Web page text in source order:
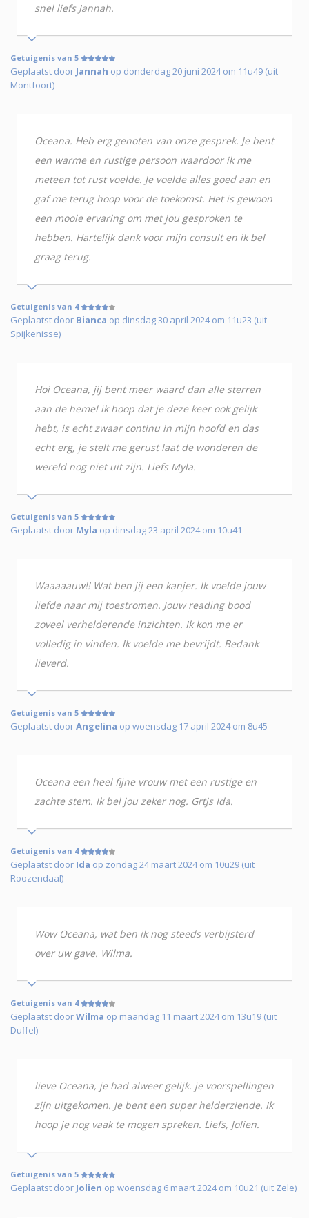
snel liefs Jannah.
Getuigenis van 5
Geplaatst door Jannah op donderdag 20 juni 2024 om 11u49 (uit
Montfoort)
Oceana. Heb erg genoten van onze gesprek. Je bent
een warme en rustige persoon waardoor ik me
meteen tot rust voelde. Je voelde alles goed aan en
gaf me terug hoop voor de toekomst. Het is gewoon
een mooie ervaring om met jou gesproken te
hebben. Hartelijk dank voor mijn consult en ik bel
graag terug.
Getuigenis van 4
Geplaatst door Bianca op dinsdag 30 april 2024 om 11u23 (uit
Spijkenisse)
Hoi Oceana, jij bent meer waard dan alle sterren
aan de hemel ik hoop dat je deze keer ook gelijk
hebt, is echt zwaar continu in mijn hoofd en das
echt erg, je stelt me gerust laat de wonderen de
wereld nog niet uit zijn. Liefs Myla.
Getuigenis van 5
Geplaatst door Myla op dinsdag 23 april 2024 om 10u41
Waaaaauw!! Wat ben jij een kanjer. Ik voelde jouw
liefde naar mij toestromen. Jouw reading bood
zoveel verhelderende inzichten. Ik kon me er
volledig in vinden. Ik voelde me bevrijdt. Bedank
lieverd.
Getuigenis van 5
Geplaatst doorAngelina op woensdag 17 april 2024 om 8u45
Oceana een heel fijne vrouw met een rustige en
zachte stem. Ik bel jou zeker nog. Grtjs Ida.
Getuigenis van 4
Geplaatst door Ida op zondag 24 maart 2024 om 10u29 (uit
Roozendaal)
Wow Oceana, wat ben ik nog steeds verbijsterd
over uw gave. Wilma.
Getuigenis van 4
Geplaatst doorWilma op maandag 11 maart 2024 om 13u19 (uit
Duffel)
lieve Oceana, je had alweer gelijk. je voorspellingen
zijn uitgekomen. Je bent een super helderziende. Ik
hoop je nog vaak te mogen spreken. Liefs, Jolien.
Getuigenis van 5
Geplaatst door Jolien op woensdag 6 maart 2024 om 10u21 (uit Zele)